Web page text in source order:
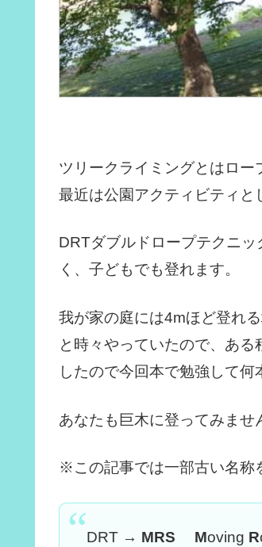
ツリークライミングとはロー
最近は公園アクティビティと
DRTダブルドロープテクニ
く、子どもでも登れます。
我が家の庭には4mほど登れ
と時々やっていたので、あ
したので今回本で勉強して何
あなたも巨木に登ってみませ
※この記事では一部古い名称
DRT → MRS Moving R